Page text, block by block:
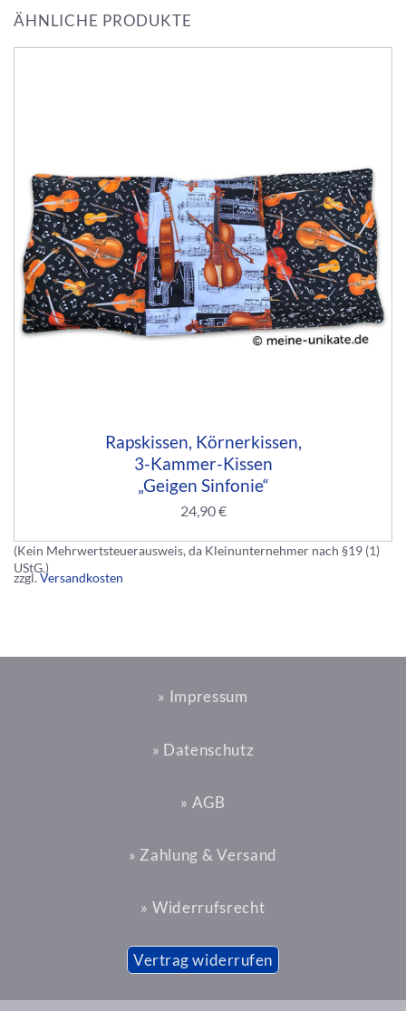
ÄHNLICHE PRODUKTE
Rapskissen, Körnerkissen,
3-Kammer-Kissen
„Geigen Sinfonie“
24,90€
(Kein Mehrwertsteuerausweis, da Kleinunternehmer nach §19 (1)
UStG.)
zzgl.Versandkosten
» Impressum
» Datenschutz
» AGB
» Zahlung & Versand
» Widerrufsrecht
Vertrag widerrufen